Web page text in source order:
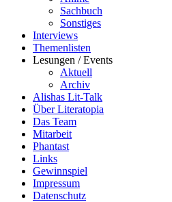
Sachbuch
Sonstiges
Interviews
Themenlisten
Lesungen / Events
Aktuell
Archiv
Alishas Lit-Talk
Über Literatopia
Das Team
Mitarbeit
Phantast
Links
Gewinnspiel
Impressum
Datenschutz